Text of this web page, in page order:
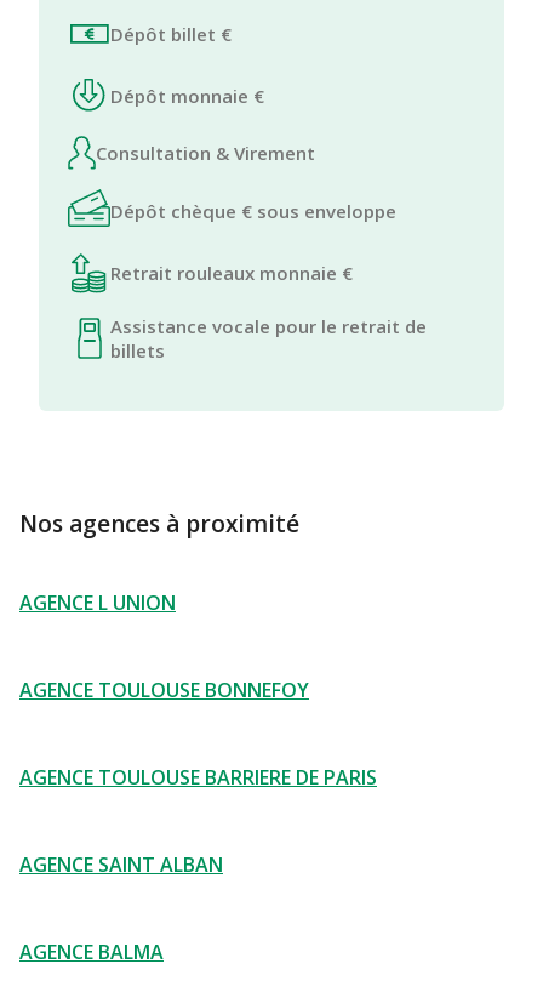
Dépôt billet €
Dépôt monnaie €
Consultation & Virement
Dépôt chèque € sous enveloppe
Retrait rouleaux monnaie €
Assistance vocale pour le retrait de
billets
Nos agences à proximité
AGENCE L UNION
AGENCE TOULOUSE BONNEFOY
AGENCE TOULOUSE BARRIERE DE PARIS
AGENCE SAINT ALBAN
AGENCE BALMA